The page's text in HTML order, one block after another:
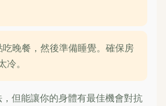
晚餐，然後準備睡覺。確保房
。
但能讓你的身體有最佳機會對抗